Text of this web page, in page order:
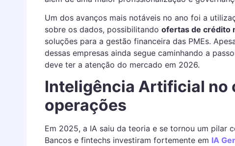
Um dos avanços mais notáveis no ano foi a
sobre os dados, possibilitando ofertas de crédito
soluções para a gestão financeira das PMEs.
dessas empresas ainda segue caminhando a
deve ter a atenção do mercado em 2026.
Inteligência Artificial no
operações
Em 2025, a IA saiu da teoria e se tornou um pilar
Bancos e fintechs investiram fortemente em IA